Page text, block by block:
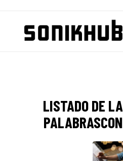
LISTADO DE